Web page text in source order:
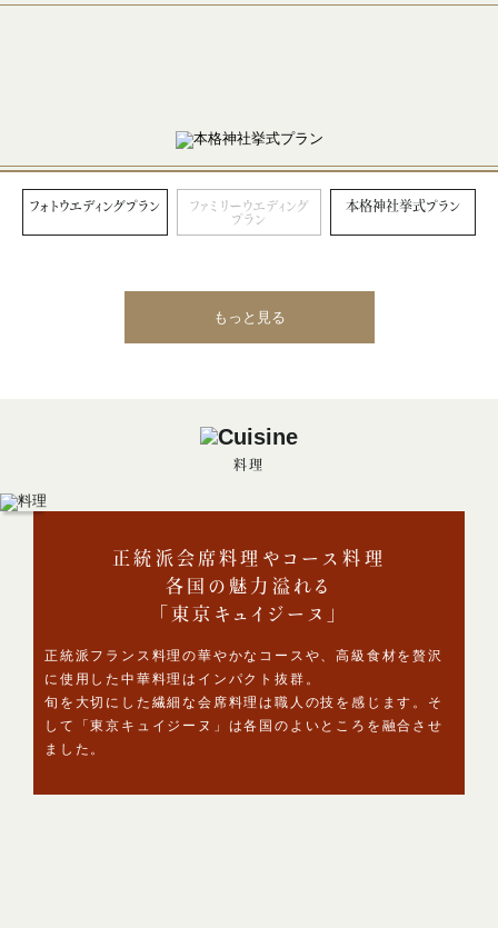
フォトウエディングプラン
ファミリーウエディング
プラン
本格神社挙式プラン
もっと見る
料理
正統派会席料理やコース料理
各国の魅力溢れる
「東京キュイジーヌ」
正統派フランス料理の華やかなコースや、高級食材を贅沢
に使用した中華料理はインパクト抜群。
旬を大切にした繊細な会席料理は職人の技を感じます。 そ
して「東京キュイジーヌ」は各国のよいところを融合させ
ました。